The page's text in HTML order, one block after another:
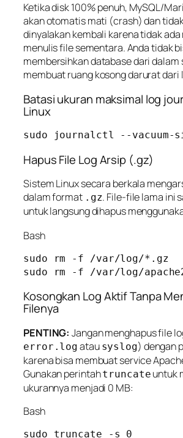
Ketika disk 100% penuh, MySQL/
akan otomatis mati (crash) dan
dinyalakan kembali karena tidak
menulis file sementara. Anda tidak
membersihkan database dari dalam
membuat ruang kosong darurat dari
Batasi ukuran maksimal log
Linux
sudo journalctl --vacuum-
Hapus File Log Arsip (.gz)
Sistem Linux secara berkala
dalam format .gz. File-file lama ini
untuk langsung dihapus
Bash
sudo rm -f /var/log/*.gz
Kosongkan Log Aktif Tanpa
Filenya
PENTING: Jangan menghapus file
error.log atau syslog) dengan
karena bisa membuat service
Gunakan perintahtruncate untuk
ukurannya menjadi 0 MB:
Bash
sudo truncate -s 0